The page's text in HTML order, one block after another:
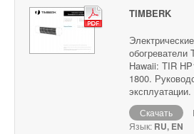
TIMBERK
обогреватели
Hawaii: TIR
1800.
эксплуатации.
Скачать
Язык: RU, EN